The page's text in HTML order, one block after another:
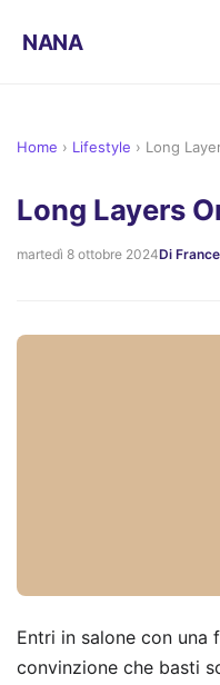
NANA
Home › Lifestyle › Long
Long Layers
martedì 8 ottobre 2024Di
Entri in salone con una
convinzione che basti